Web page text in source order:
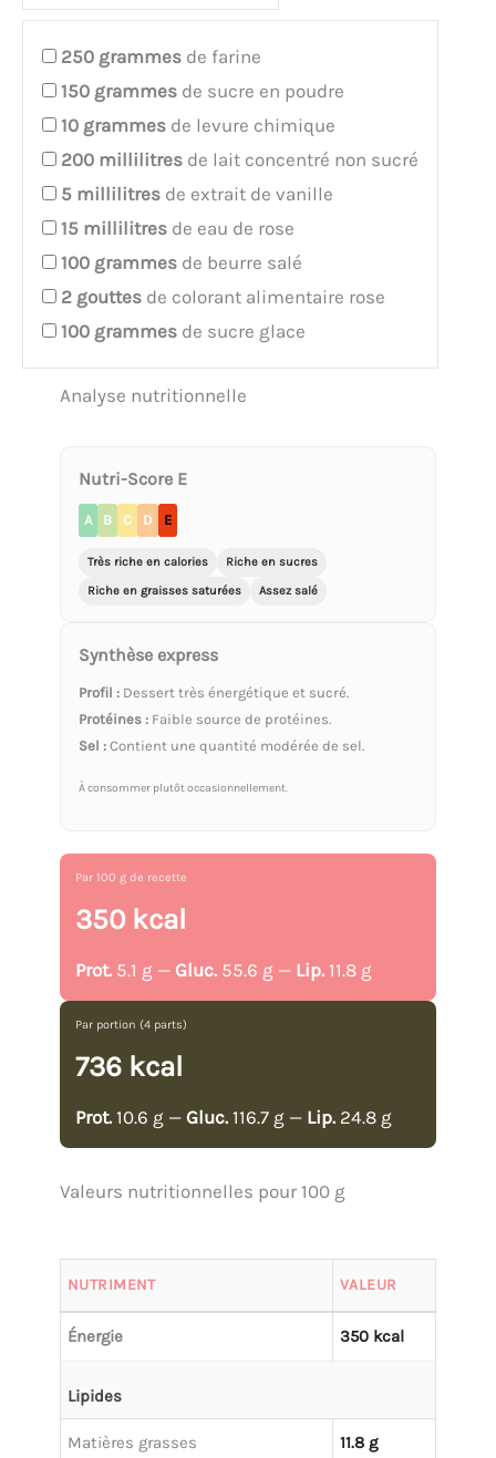
250 grammes de farine
150 grammes de sucre en poudre
10 grammes de levure chimique
200 millilitres de lait concentré non sucré
5 millilitres de extrait de vanille
15 millilitres de eau de rose
100 grammes de beurre salé
2 gouttes de colorant alimentaire rose
100 grammes de sucre glace
Analyse nutritionnelle
Nutri-Score E
A B C D E
Très riche en calories
Riche en sucres
Riche en graisses saturées
Assez salé
Synthèse express
Profil : Dessert très énergétique et sucré.
Protéines : Faible source de protéines.
Sel : Contient une quantité modérée de sel.
À consommer plutôt occasionnellement.
Par 100 g de recette
350 kcal
Prot. 5.1 g — Gluc. 55.6 g — Lip. 11.8 g
Par portion (4 parts)
736 kcal
Prot. 10.6 g — Gluc. 116.7 g — Lip. 24.8 g
Valeurs nutritionnelles pour 100 g
NUTRIMENT VALEUR
Énergie 350 kcal
Lipides
Matières grasses 11.8 g